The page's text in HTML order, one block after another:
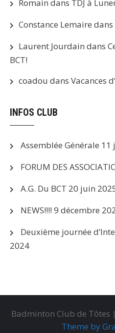
Romain dans TDJ à
Constance Lemaire dans
Laurent Jourdain dans
BCT!
coadou dans Vacances
INFOS CLUB
Assemblée Générale 11
FORUM DES
A.G. Du BCT 20 juin
NEWS!!!! 9 décembre
Deuxième journée
2024
Badminton Club de Tôtes |
Theme by